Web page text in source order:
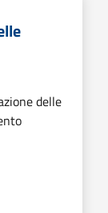
delle